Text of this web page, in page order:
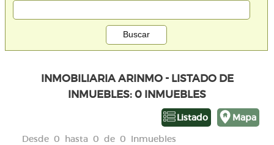
INMOBILIARIA ARINMO - LISTADO DE
INMUEBLES: 0 INMUEBLES
Mapa
Listado
Desde 0 hasta 0 de 0 Inmuebles